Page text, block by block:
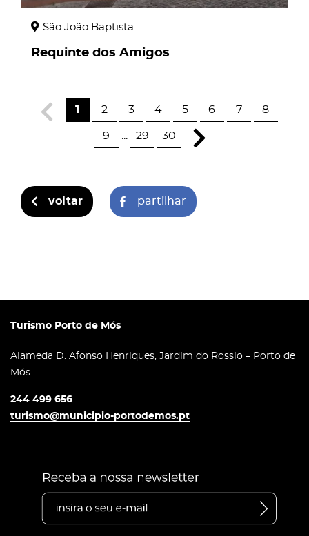
São João Baptista
Requinte dos Amigos
1 2 3 4 5 6 7 8
9 29 30
voltar partilhar
Turismo Porto de Mós
Alameda D. Afonso Henriques, Jardim do Rossio – Porto de
Mós
244 499 656
turismo@municipio-portodemos.pt